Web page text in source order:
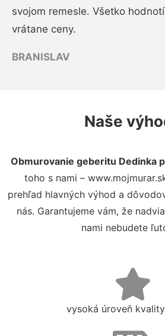
svojom remesle. Všetko
vrátane ceny.
BRANISLAV
Naše
Obmurovanie geberitu Dedinka
toho s nami –
prehľad hlavných výhod a
nás. Garantujeme vám, že
nami nebudete
vysoká úroveň